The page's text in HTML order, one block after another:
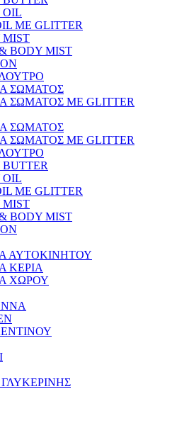
OIL
ΜΕ GLITTER
MIST
BODY MIST
ΣΩΜΑΤΟΣ
ΣΩΜΑΤΟΣ ΜΕ GLITTER
ΣΩΜΑΤΟΣ
ΣΩΜΑΤΟΣ ΜΕ GLITTER
OIL
ΜΕ GLITTER
MIST
BODY MIST
ΑΥΤΟΚΙΝΗΤΟΥ
ΚΕΡΙΑ
ΧΩΡΟΥ